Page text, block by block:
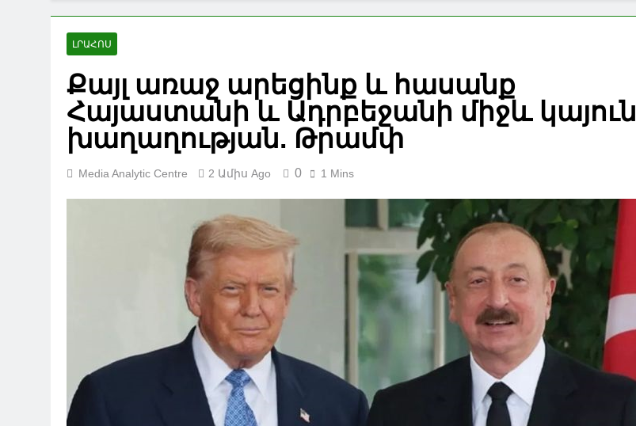
ԼՐԱՀՈՍ
Քայլ առաջ արեցինք և հասանք
Հայաստանի և Ադրբեջանի միջև կայուն
խաղաղության. Թրամփ
Media Analytic Centre 2 Ամիս Ago 0 1 Mins